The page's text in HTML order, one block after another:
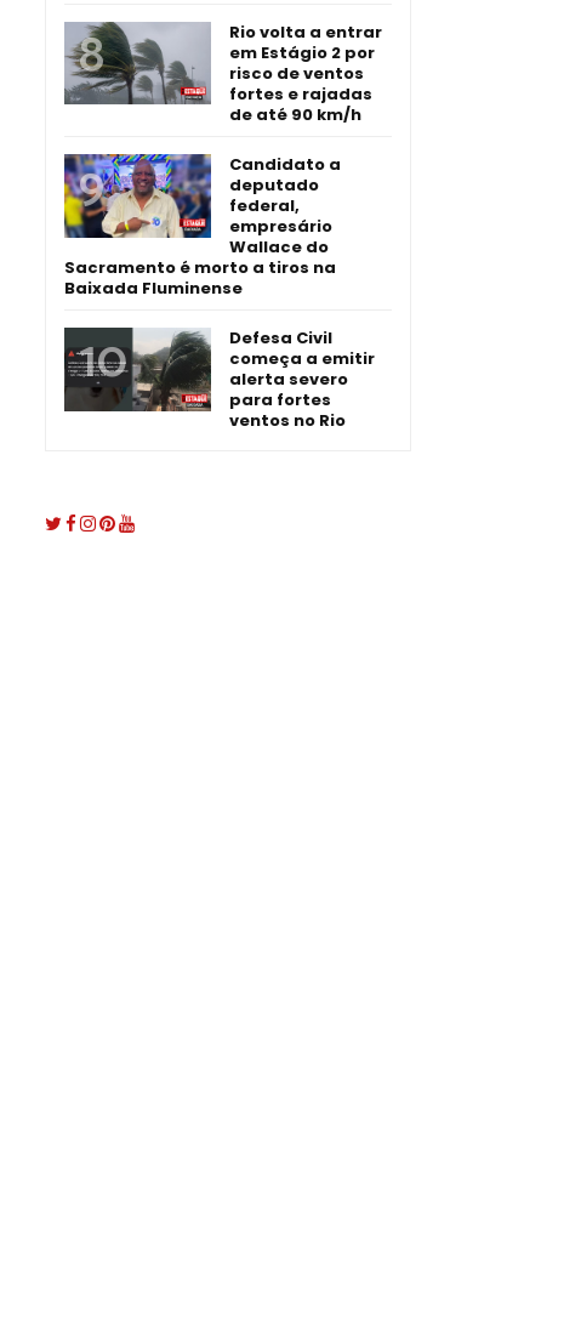
Rio volta a entrar
em Estágio 2 por
risco de ventos
fortes e rajadas
de até 90 km/h
Candidato a
deputado
federal,
empresário
Wallace do
Sacramento é morto a tiros na
Baixada Fluminense
Defesa Civil
começa a emitir
alerta severo
para fortes
ventos no Rio